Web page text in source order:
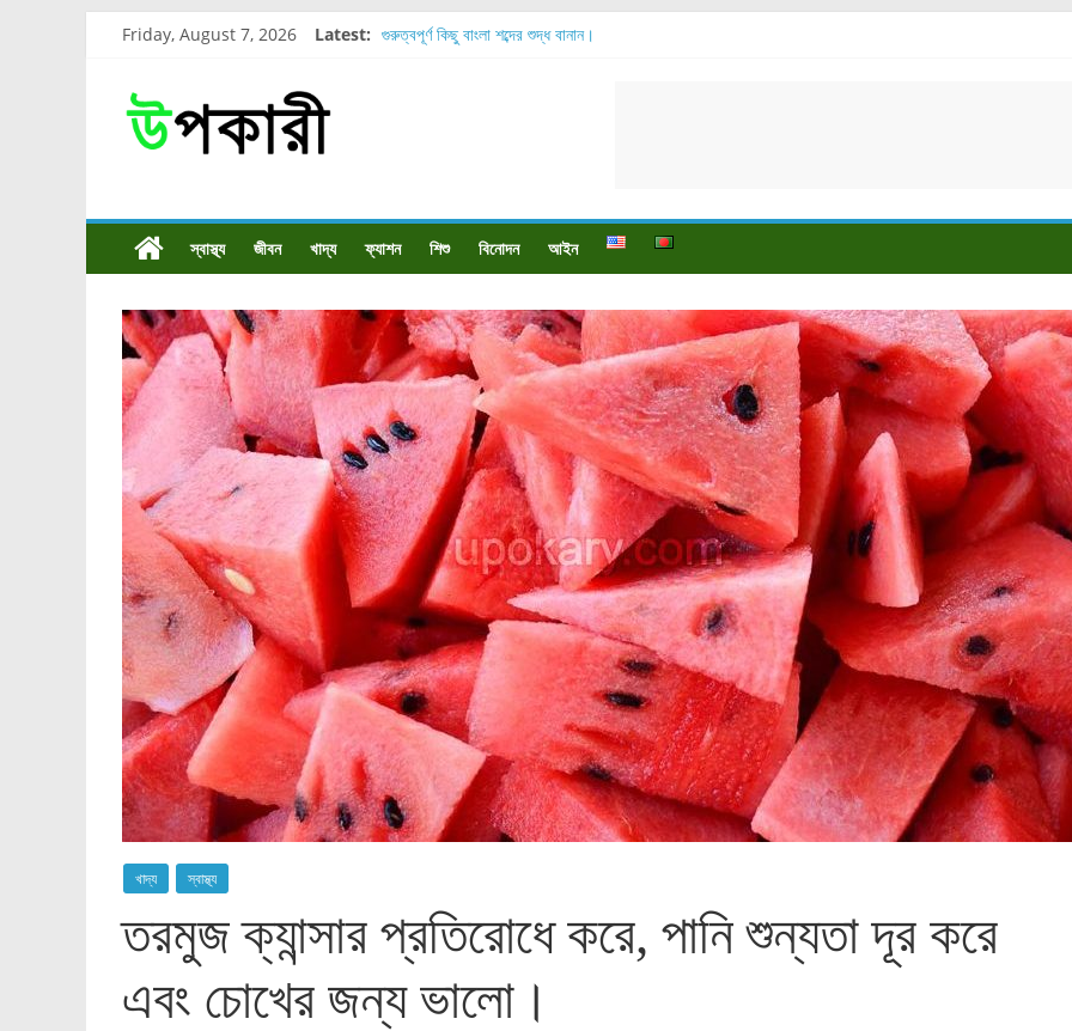
Friday, August 7, 2026 Latest: গুরুত্বপূর্ণ কিছু বাংলা শব্দের শুদ্ধ বানান।
স্বাস্থ্য জীবন খাদ্য ফ্যাশন শিশু বিনোদন আইন
খাদ্য স্বাস্থ্য
তরমুজ ক্যান্সার প্রতিরোধে করে, পানি শুন্যতা দূর করে
এবং চোখের জন্য ভালো।